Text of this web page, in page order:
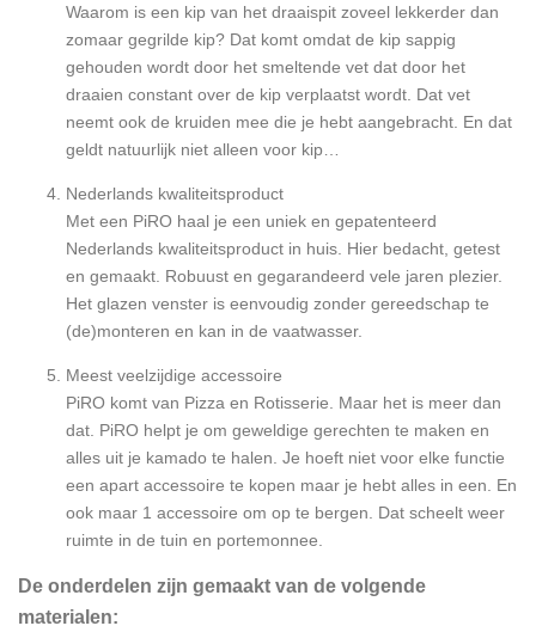
Waarom is een kip van het draaispit zoveel lekkerder dan
zomaar gegrilde kip? Dat komt omdat de kip sappig
gehouden wordt door het smeltende vet dat door het
draaien constant over de kip verplaatst wordt. Dat vet
neemt ook de kruiden mee die je hebt aangebracht. En dat
geldt natuurlijk niet alleen voor kip…
Nederlands kwaliteitsproduct
Met een PiRO haal je een uniek en gepatenteerd
Nederlands kwaliteitsproduct in huis. Hier bedacht, getest
en gemaakt. Robuust en gegarandeerd vele jaren plezier.
Het glazen venster is eenvoudig zonder gereedschap te
(de)monteren en kan in de vaatwasser.
Meest veelzijdige accessoire
PiRO komt van Pizza en Rotisserie. Maar het is meer dan
dat. PiRO helpt je om geweldige gerechten te maken en
alles uit je kamado te halen. Je hoeft niet voor elke functie
een apart accessoire te kopen maar je hebt alles in een. En
ook maar 1 accessoire om op te bergen. Dat scheelt weer
ruimte in de tuin en portemonnee.
De onderdelen zijn gemaakt van de volgende
materialen: